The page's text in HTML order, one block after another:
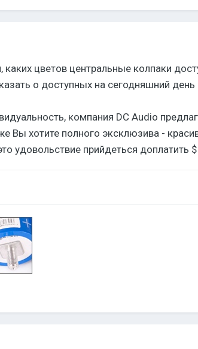
каких цветов центральные колпаки
о доступных на сегодняшний день
компания DC Audio
Вы хотите полного эксклюзива -
удовольствие прийдеться доплатить